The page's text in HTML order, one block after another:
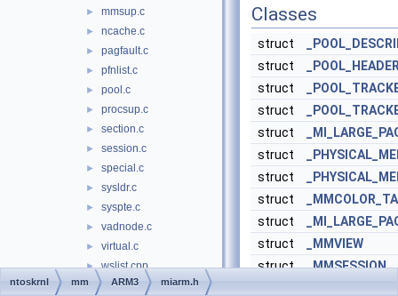
► mmsup.c
► ncache.c
► pagfault.c
► pfnlist.c
► pool.c
► procsup.c
► section.c
► session.c
► special.c
► sysldr.c
► syspte.c
► vadnode.c
► virtual.c
► wslist.cpp
► zeropage.c
Classes
struct
struct
struct
struct
struct
struct
struct
struct
struct
struct
_MMVIEW
struct _MMSESSION
ntoskrnl mm ARM3 miarm.h